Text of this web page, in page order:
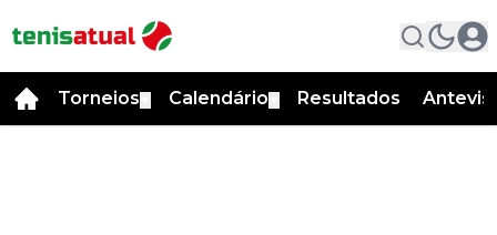
Torneios Calendário Resultados